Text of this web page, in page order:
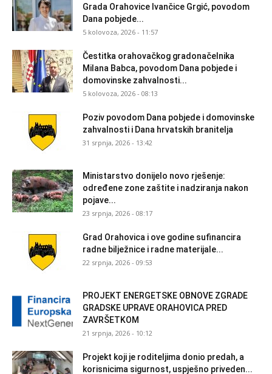
Grada Orahovice Ivančice Grgić, povodom
Dana pobjede...
5 kolovoza, 2026 - 11:57
Čestitka orahovačkog gradonačelnika
Milana Babca, povodom Dana pobjede i
domovinske zahvalnosti...
5 kolovoza, 2026 - 08:13
Poziv povodom Dana pobjede i domovinske
zahvalnosti i Dana hrvatskih branitelja
31 srpnja, 2026 - 13:42
Ministarstvo donijelo novo rješenje:
određene zone zaštite i nadziranja nakon
pojave...
23 srpnja, 2026 - 08:17
Grad Orahovica i ove godine sufinancira
radne bilježnice i radne materijale...
22 srpnja, 2026 - 09:53
PROJEKT ENERGETSKE OBNOVE ZGRADE
GRADSKE UPRAVE ORAHOVICA PRED
ZAVRŠETKOM
21 srpnja, 2026 - 10:12
Projekt koji je roditeljima donio predah, a
korisnicima sigurnost, uspješno priveden...